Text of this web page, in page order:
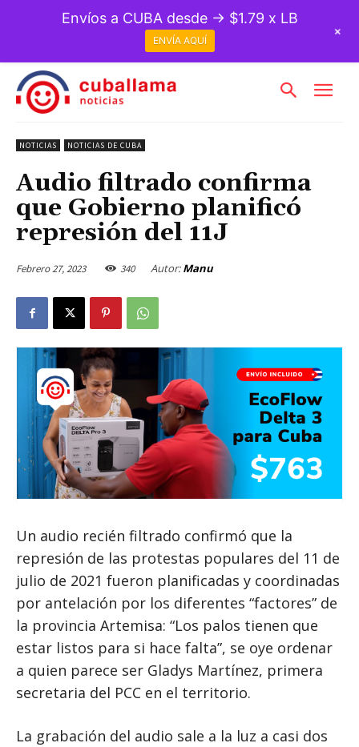
NOTICIAS NOTICIAS DE CUBA
Audio filtrado confirma
que Gobierno planificó
represión del 11J
Febrero 27, 2023 340 Autor: Manu
Un audio recién filtrado confirmó que la
represión de las protestas populares del 11 de
julio de 2021 fueron planificadas y coordinadas
por antelación por los diferentes “factores” de
la provincia Artemisa: “Los palos tienen que
estar listos para si hace falta”, se oye ordenar
a quien parece ser Gladys Martínez, primera
secretaria del PCC en el territorio.
La grabación del audio sale a la luz a casi dos
Envíos a CUBA desde → $1.79 x LB
ENVÍA AQUÍ
+